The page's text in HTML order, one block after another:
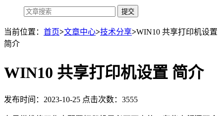
当前位置： 首页>文章中心>技术分享>WIN10 共享打印机设置
简介
WIN10 共享打印机设置 简介
发布时间：2023-10-25 点击次数：3555